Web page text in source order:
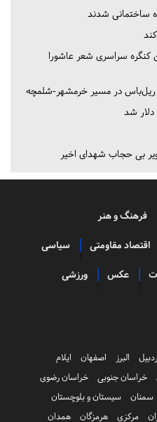
ساختمانی شدند
کنگره سراسری شعر عاشورا
با ریل‌باس در مسیر خرمشهر-شلمچه
شد
بی حجاب شهدای اخیر
فرهنگ و هنر
اقتصاد مقاومتی سیاسی
عکس ورزشی
البرز اصفهان
ایلام
خراسان جنوبی
خراسان رضوی
سمنان
سیستان و بلوچستان
مرکزی هرمزگان همدان